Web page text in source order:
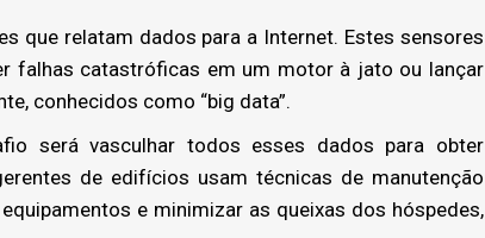
que relatam dados para a Internet. Estes sensores
falhas catastróficas em um motor à jato ou lançar
conhecidos como “big data”.
será vasculhar todos esses dados para obter
de edifícios usam técnicas de manutenção
e minimizar as queixas dos hóspedes,